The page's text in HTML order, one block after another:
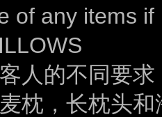
of any items
人的不同要
枕，长枕头